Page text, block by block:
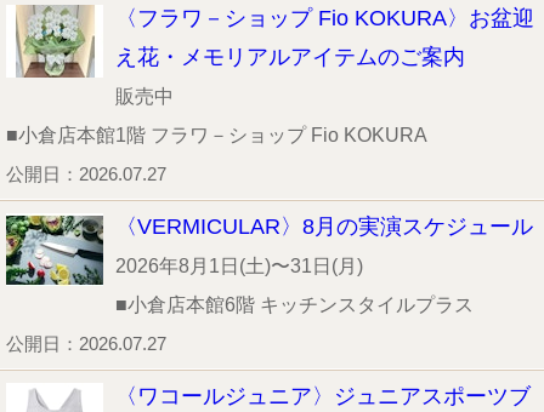
〈フラワ－ショップ Fio KOKURA〉お盆迎
え花・メモリアルアイテムのご案内
販売中
■小倉店本館1階 フラワ－ショップ Fio KOKURA
公開日：2026.07.27
〈VERMICULAR〉8月の実演スケジュール
2026年8月1日(土)〜31日(月)
■小倉店本館6階 キッチンスタイルプラス
公開日：2026.07.27
〈ワコールジュニア〉ジュニアスポーツブ